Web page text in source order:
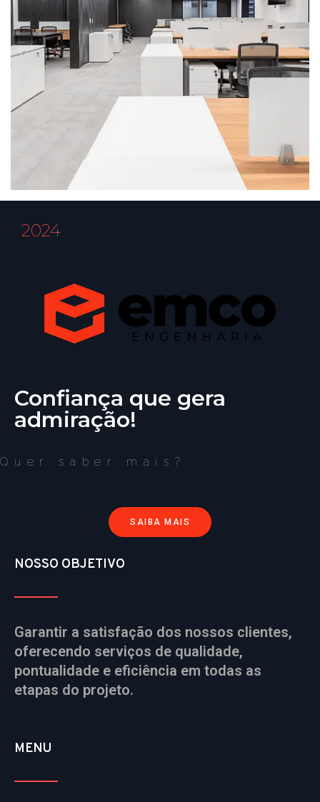
2024
Confiança que gera
admiração!
Quer saber mais?
SAIBA MAIS
NOSSO OBJETIVO
Garantir a satisfação dos nossos clientes,
oferecendo serviços de qualidade,
pontualidade e eficiência em todas as
etapas do projeto.
MENU